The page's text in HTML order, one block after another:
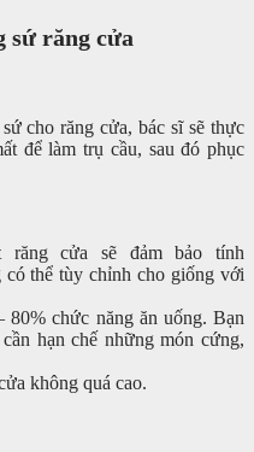
sứ răng cửa
cho răng cửa, bác sĩ sẽ thực
để làm trụ cầu, sau đó phục
cửa sẽ đảm bảo tính
thể tùy chỉnh cho giống với
chức năng ăn uống. Bạn
hạn chế những món cứng,
không quá cao.